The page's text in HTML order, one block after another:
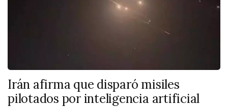
Irán afirma que disparó misiles
pilotados por inteligencia artificial